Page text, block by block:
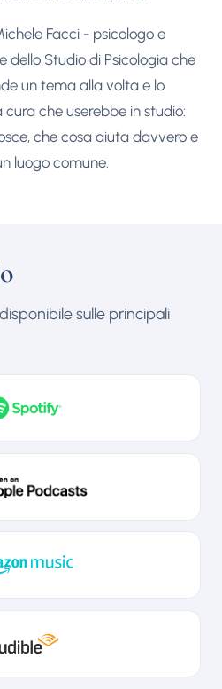
Facci - psicologo e
dello Studio di Psicologia che
un tema alla volta e lo
che userebbe in studio:
che cosa aiuta davvero e
luogo comune.
sulle principali